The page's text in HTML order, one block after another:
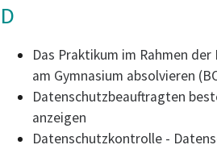
D
Das Praktikum im Rahmen
am Gymnasium absolvieren
Datenschutzbeauftragten
anzeigen
Datenschutzkontrolle -